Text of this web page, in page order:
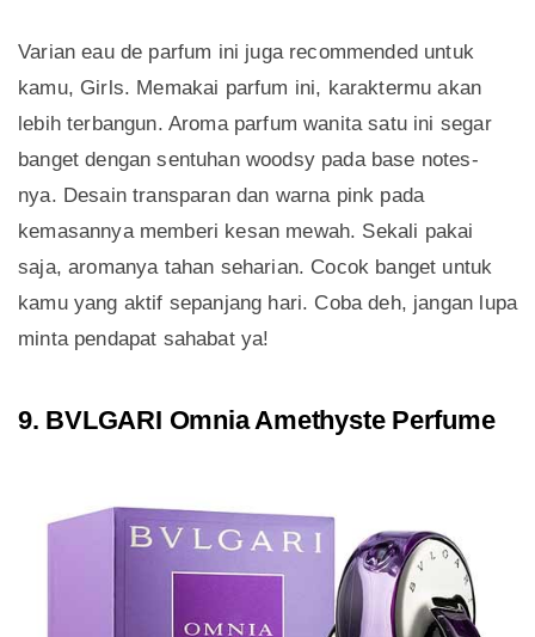
Varian eau de parfum ini juga recommended untuk
kamu, Girls. Memakai parfum ini, karaktermu akan
lebih terbangun. Aroma parfum wanita satu ini segar
banget dengan sentuhan woodsy pada base notes-
nya. Desain transparan dan warna pink pada
kemasannya memberi kesan mewah. Sekali pakai
saja, aromanya tahan seharian. Cocok banget untuk
kamu yang aktif sepanjang hari. Coba deh, jangan lupa
minta pendapat sahabat ya!
9. BVLGARI Omnia Amethyste Perfume